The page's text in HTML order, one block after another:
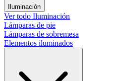
Iluminación
Ver todo Iluminación
Lámparas de pie
Lámparas de sobremesa
Elementos iluminados